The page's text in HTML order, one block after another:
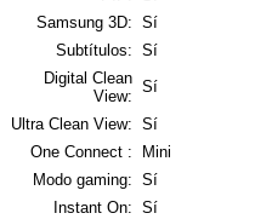
Samsung 3D: Sí
Subtítulos: Sí
Digital Clean
View:
Sí
Ultra Clean View: Sí
One Connect :
Mini
Modo gaming: Sí
Instant On: Sí